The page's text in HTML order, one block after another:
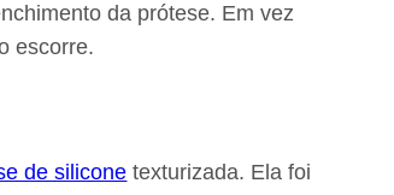
da prótese. Em vez
escorre.
de silicone texturizada. Ela foi